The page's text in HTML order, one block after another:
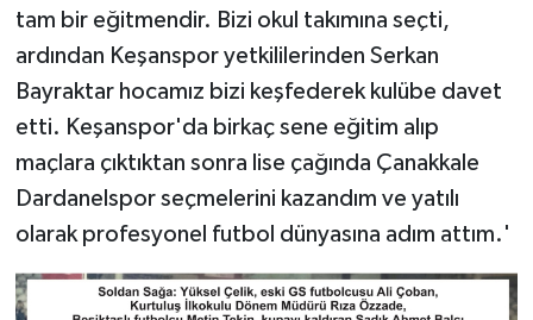
tam bir eğitmendir. Bizi okul takımına seçti,
ardından Keşanspor yetkililerinden Serkan
Bayraktar hocamız bizi keşfederek kulübe davet
etti. Keşanspor'da birkaç sene eğitim alıp
maçlara çıktıktan sonra lise çağında Çanakkale
Dardanelspor seçmelerini kazandım ve yatılı
olarak profesyonel futbol dünyasına adım attım.'